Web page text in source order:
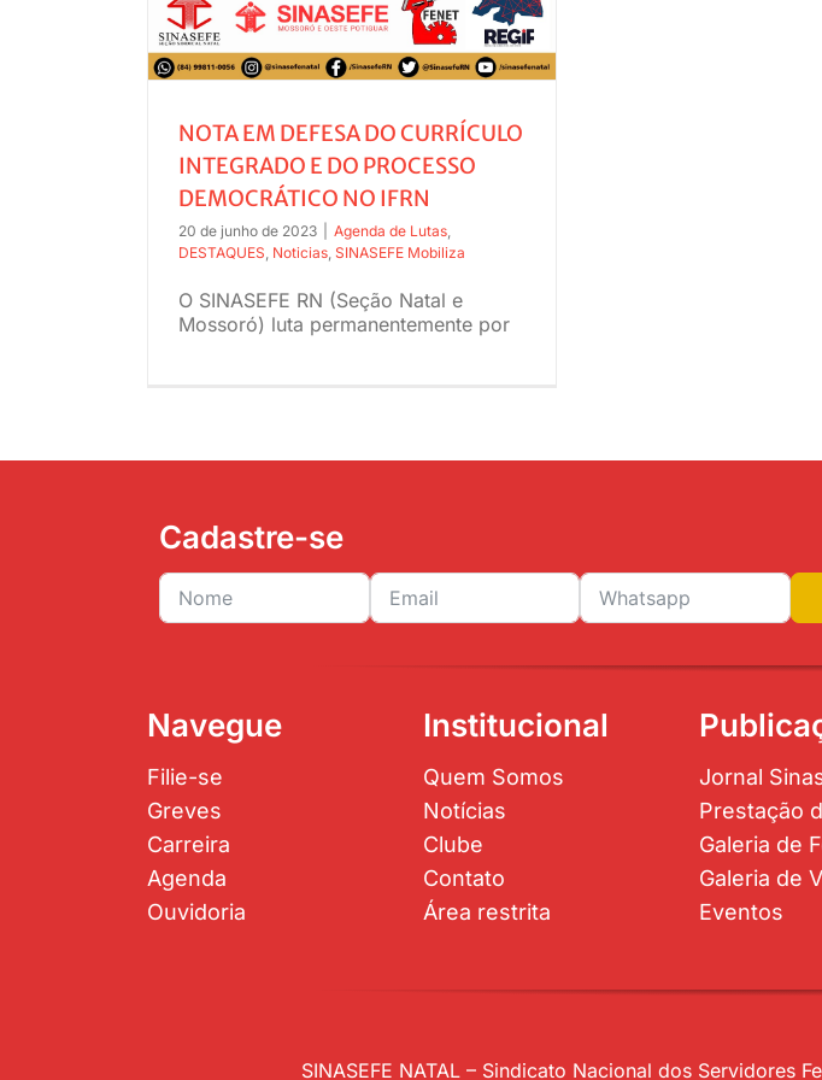
NOTA EM DEFESA DO CURRÍCULO
INTEGRADO E DO PROCESSO
DEMOCRÁTICO NO IFRN
20 de junho de 2023 Agenda de Lutas,
DESTAQUES, Noticias, SINASEFE Mobiliza
O SINASEFE RN (Seção Natal e
Mossoró) luta permanentemente por
Cadastre-se
Navegue
Filie-se
Greves
Carreira
Agenda
Ouvidoria
Institucional
Quem Somos
Notícias
Clube
Contato
Área restrita
Jornal
Prestação
Galeria de
Galeria de
Eventos
SINASEFE NATAL – Sindicato Nacional dos Servidores